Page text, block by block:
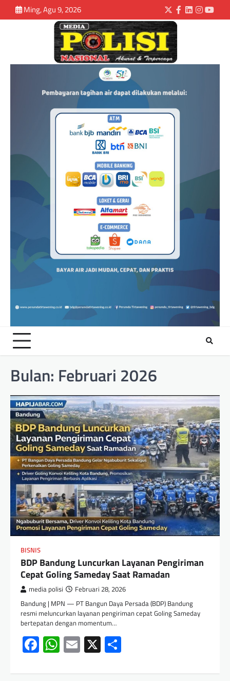
Ming, Agu 9, 2026
Bulan: Februari 2026
BISNIS
BDP Bandung Luncurkan Layanan Pengiriman
Cepat Goling Sameday Saat Ramadan
media polisi Februari 28, 2026
Bandung | MPN — PT Bangun Daya Persada (BDP) Bandung
resmi meluncurkan layanan pengiriman cepat Goling Sameday
bertepatan dengan momentum…
Facebook
WhatsApp
Email
X